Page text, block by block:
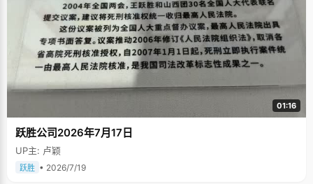
01:16
跃胜公司2026年7月17日
UP主: 卢颖
跃胜 • 2026/7/19